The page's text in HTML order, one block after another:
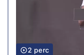
2 perc